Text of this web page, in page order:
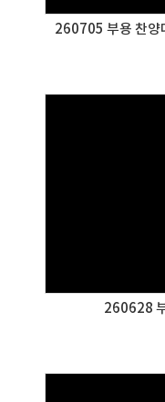
260705 부용 찬양
260628